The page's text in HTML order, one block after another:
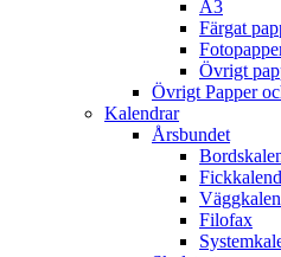
A3
Färgat
Övrigt
Övrigt Papper
Kalendrar
Årsbundet
Filofax